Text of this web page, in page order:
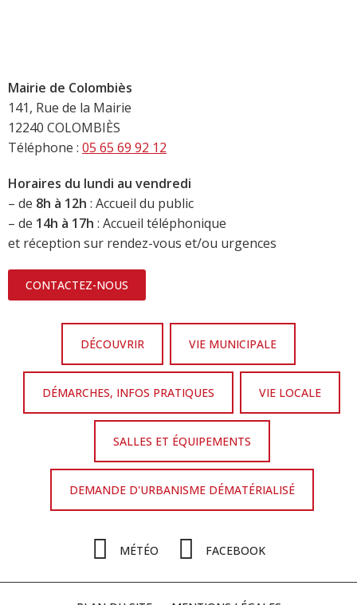
Mairie de Colombiès
141, Rue de la Mairie
12240 COLOMBIÈS
Téléphone : 05 65 69 92 12
Horaires du lundi au vendredi
– de 8h à 12h : Accueil du public
– de 14h à 17h : Accueil téléphonique
et réception sur rendez-vous et/ou urgences
CONTACTEZ-NOUS
DÉCOUVRIR VIE MUNICIPALE
DÉMARCHES, INFOS PRATIQUES VIE LOCALE
SALLES ET ÉQUIPEMENTS
DEMANDE D'URBANISME DÉMATÉRIALISÉ
MÉTÉO FACEBOOK